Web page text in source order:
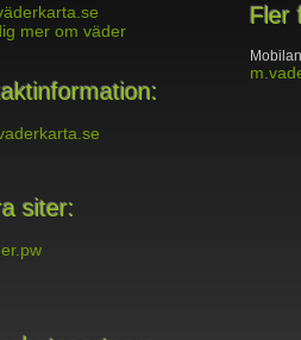
mer om väder
siter:
Fler